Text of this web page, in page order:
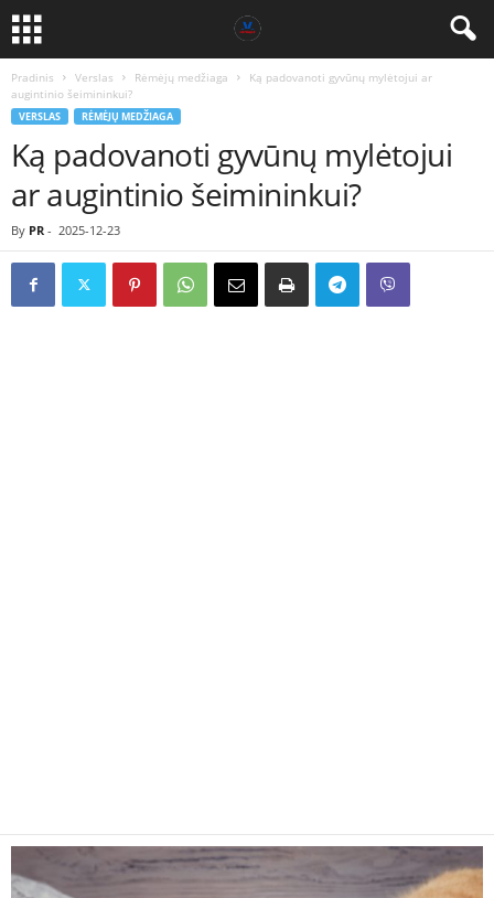
Pradinis Verslas Rėmėjų medžiaga
Ką padovanoti gyvūnų mylėtojui ar
augintinio šeimininkui?
VERSLAS RĖMĖJŲ MEDŽIAGA
Ką padovanoti gyvūnų mylėtojui
ar augintinio šeimininkui?
By PR - 2025-12-23